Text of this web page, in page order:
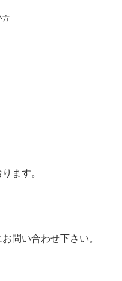
方
ます。
問い合わせ下さい。